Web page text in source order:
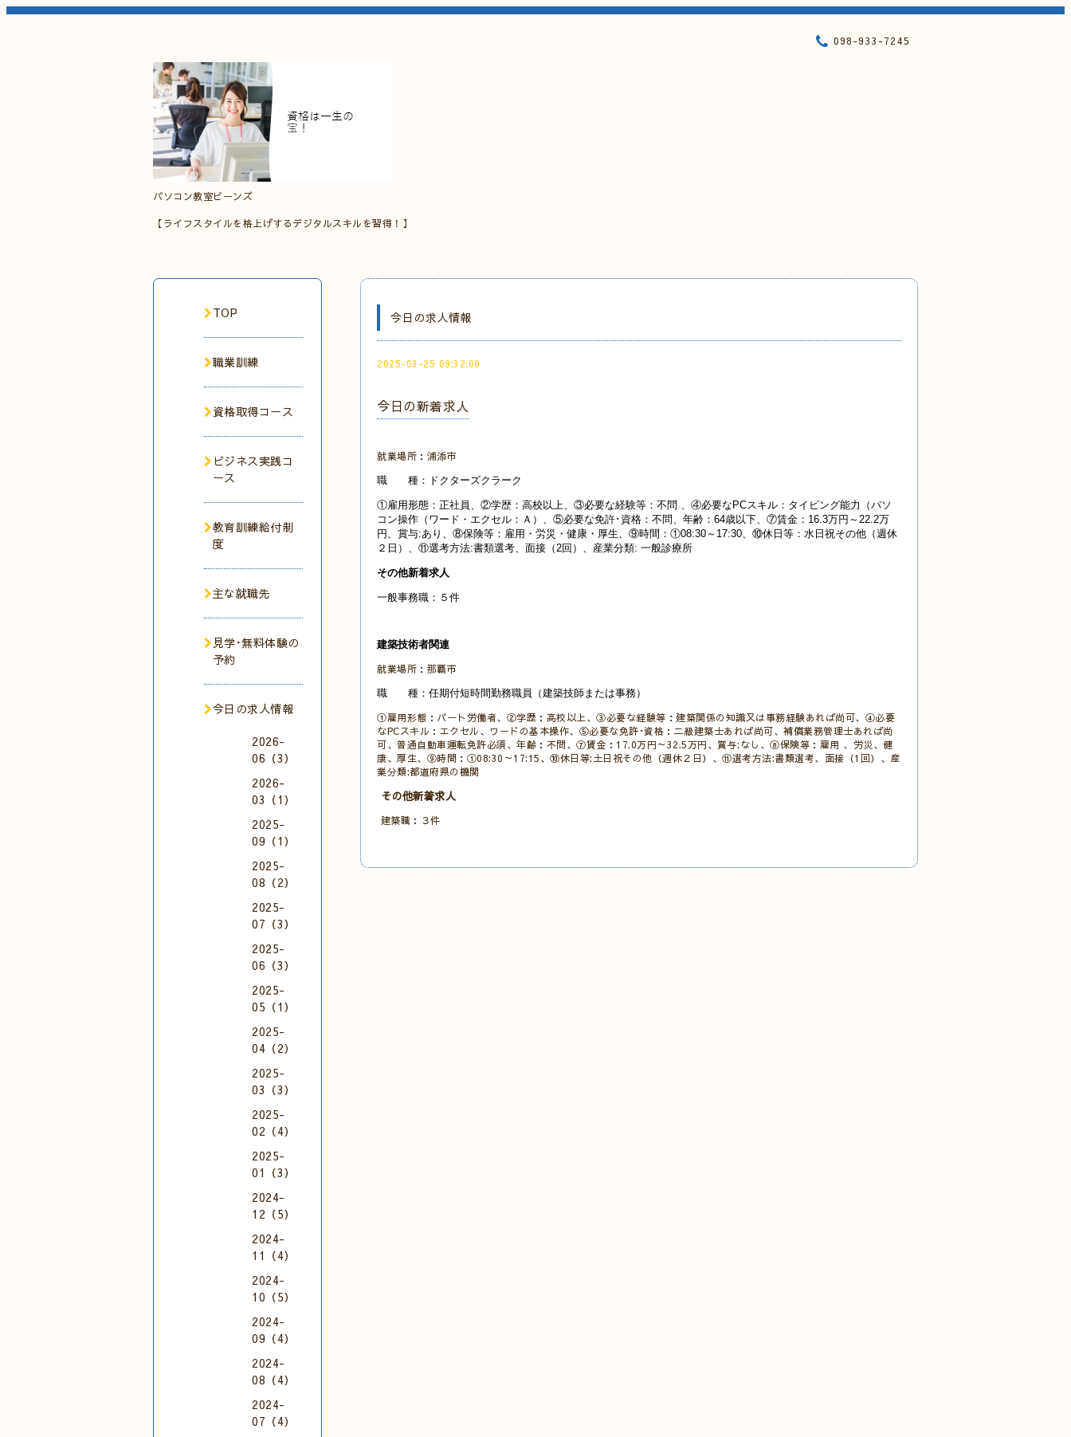
パソコン教室ビーンズ
【ライフスタイルを格上げするデジタルスキルを習得！】
098-933-7245
今日の求人情報
2025-03-25 09:32:00
今日の新着求人
就業場所：浦添市
職 種：ドクターズクラーク
①雇用形態：正社員、②学歴：高校以上、③必要な経験等：不問 、④必要なPCスキル：タイピング能力（パソ
コン操作（ワード・エクセル：Ａ）、⑤必要な免許･資格：不問、年齢：64歳以下、⑦賃金：16.3万円～22.2万
円、賞与:あり、⑧保険等：雇用・労災・健康・厚生、⑨時間：①08:30～17:30、⑩休日等：水日祝その他（週休
２日）、⑪選考方法:書類選考、面接（2回）、産業分類: 一般診療所
その他新着求人
一般事務職：５件
建築技術者関連
就業場所：那覇市
職 種：任期付短時間勤務職員（建築技師または事務）
①雇用形態：パート労働者、②学歴：高校以上、③必要な経験等：建築関係の知識又は事務経験あれば尚可、④必要
なPCスキル：エクセル、ワードの基本操作、⑤必要な免許･資格：二級建築士あれば尚可、補償業務管理士あれば尚
可、普通自動車運転免許必須、年齢：不問、⑦賃金：17.0万円～32.5万円、賞与:なし、⑧保険等：雇用 、労災、健
康、厚生、⑨時間：①08:30～17:15、⑩休日等:土日祝その他（週休２日）、⑪選考方法:書類選考、面接（1回）、産
業分類:都道府県の機関
その他新着求人
建築職：３件
TOP
職業訓練
資格取得コース
ビジネス実践コ
ース
教育訓練給付制
度
主な就職先
見学･無料体験の
予約
今日の求人情報
2026-
06（3）
2026-
03（1）
2025-
09（1）
2025-
08（2）
2025-
07（3）
2025-
06（3）
2025-
05（1）
2025-
04（2）
2025-
03（3）
2025-
02（4）
2025-
01（3）
2024-
12（5）
2024-
11（4）
2024-
10（5）
2024-
09（4）
2024-
08（4）
2024-
07（4）